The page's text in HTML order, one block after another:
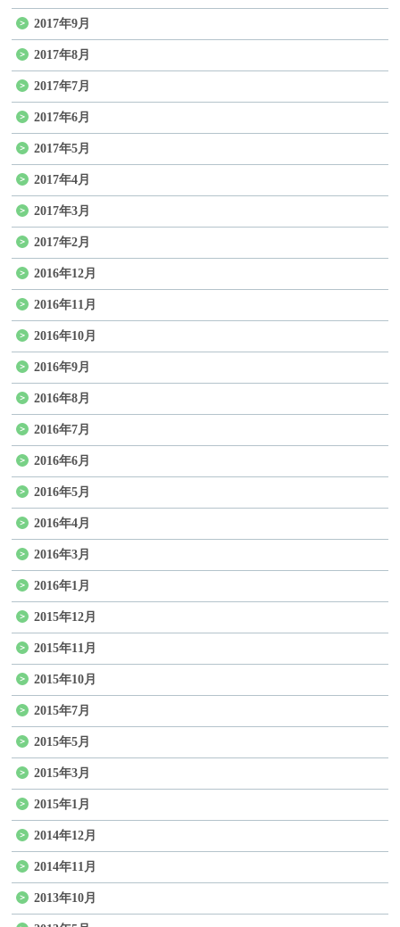
2017年9月
2017年8月
2017年7月
2017年6月
2017年5月
2017年4月
2017年3月
2017年2月
2016年12月
2016年11月
2016年10月
2016年9月
2016年8月
2016年7月
2016年6月
2016年5月
2016年4月
2016年3月
2016年1月
2015年12月
2015年11月
2015年10月
2015年7月
2015年5月
2015年3月
2015年1月
2014年12月
2014年11月
2013年10月